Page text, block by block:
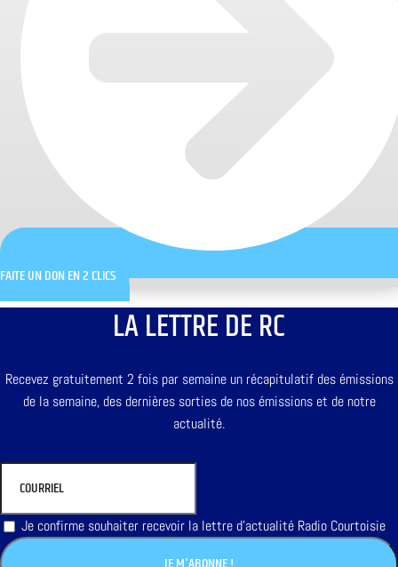
FAITE UN DON EN 2 CLICS
LA LETTRE DE RC
Recevez gratuitement 2 fois par semaine un récapitulatif des émissions
de la semaine, des dernières sorties de nos émissions et de notre
actualité.
Je confirme souhaiter recevoir la lettre d'actualité Radio Courtoisie